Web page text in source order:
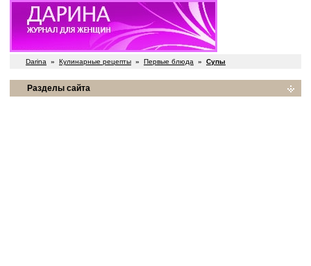
Darina » Кулинарные рецепты » Первые блюда » Супы
Разделы сайта